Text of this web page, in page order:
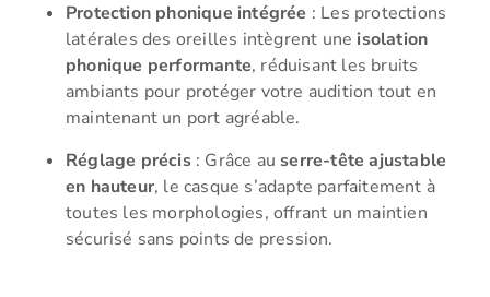
Protection phonique intégrée : Les protections
latérales des oreilles intègrent une isolation
phonique performante, réduisant les bruits
ambiants pour protéger votre audition tout en
maintenant un port agréable.
Réglage précis: Grâce auserre-tête ajustable
en hauteur, le casque s’adapte parfaitement à
toutes les morphologies, offrant un maintien
sécurisé sans points de pression.